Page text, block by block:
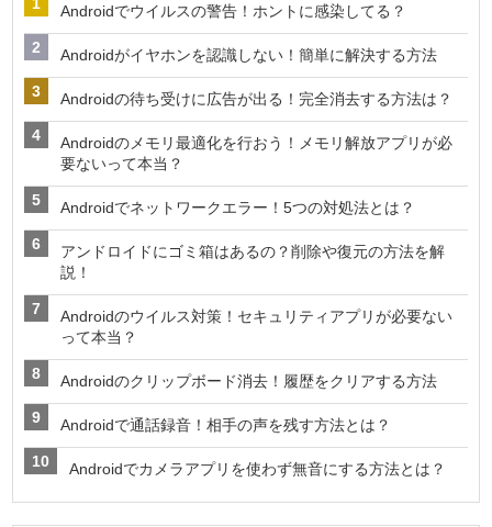
Androidでウイルスの警告！ホントに感染してる？
Androidがイヤホンを認識しない！簡単に解決する方法
Androidの待ち受けに広告が出る！完全消去する方法は？
Androidのメモリ最適化を行おう！メモリ解放アプリが必
要ないって本当？
Androidでネットワークエラー！5つの対処法とは？
アンドロイドにゴミ箱はあるの？削除や復元の方法を解
説！
Androidのウイルス対策！セキュリティアプリが必要ない
って本当？
Androidのクリップボード消去！履歴をクリアする方法
Androidで通話録音！相手の声を残す方法とは？
Androidでカメラアプリを使わず無音にする方法とは？